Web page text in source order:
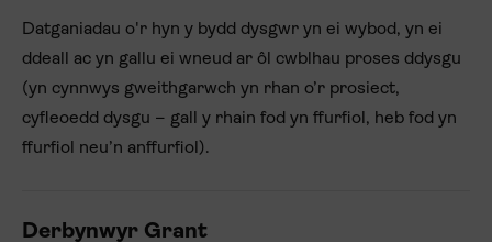
Datganiadau o'r hyn y bydd dysgwr yn ei wybod, yn ei
ddeall ac yn gallu ei wneud ar ôl cwblhau proses ddysgu
(yn cynnwys gweithgarwch yn rhan o’r prosiect,
cyfleoedd dysgu – gall y rhain fod yn ffurfiol, heb fod yn
ffurfiol neu’n anffurfiol).
Derbynwyr Grant